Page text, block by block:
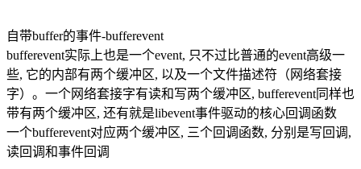
自带buffer的事件-bufferevent
bufferevent实际上也是一个event, 只不过比普通的event高级一
些, 它的内部有两个缓冲区, 以及一个文件描述符（网络套接
字）。一个网络套接字有读和写两个缓冲区, bufferevent同样也
带有两个缓冲区, 还有就是libevent事件驱动的核心回调函数
一个bufferevent对应两个缓冲区, 三个回调函数, 分别是写回调,
读回调和事件回调